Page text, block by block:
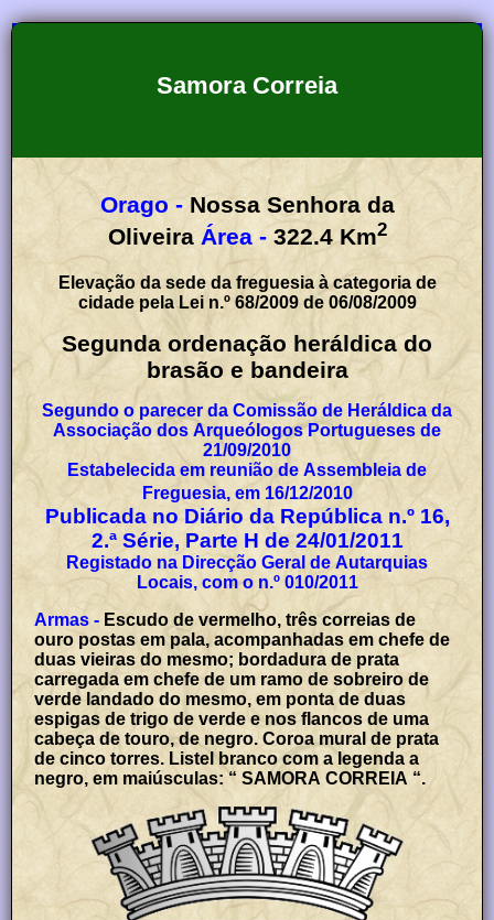
Samora Correia
Orago - Nossa Senhora da
Oliveira Área - 322.4 Km2
Elevação da sede da freguesia à categoria de
cidade pela Lei n.º 68/2009 de 06/08/2009
Segunda ordenação heráldica do
brasão e bandeira
Segundo o parecer da Comissão de Heráldica da
Associação dos Arqueólogos Portugueses de
21/09/2010
Estabelecida em reunião de Assembleia de
Freguesia, em 16/12/2010
Publicada no Diário da República n.º 16,
2.ª Série, Parte H de 24/01/2011
Registado na Direcção Geral de Autarquias
Locais, com o n.º 010/2011
Armas - Escudo de vermelho, três correias de
ouro postas em pala, acompanhadas em chefe de
duas vieiras do mesmo; bordadura de prata
carregada em chefe de um ramo de sobreiro de
verde landado do mesmo, em ponta de duas
espigas de trigo de verde e nos flancos de uma
cabeça de touro, de negro. Coroa mural de prata
de cinco torres. Listel branco com a legenda a
negro, em maiúsculas: “ SAMORA CORREIA “.